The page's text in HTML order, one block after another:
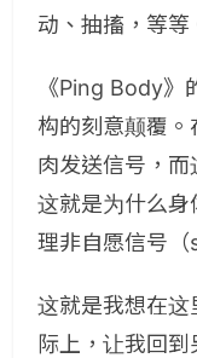
动、抽搐，等等
《Ping Body》
构的刻意颠覆
肉发送信号，而
这就是为什么身
理非自愿信号（
这就是我想在这
际上，让我回到